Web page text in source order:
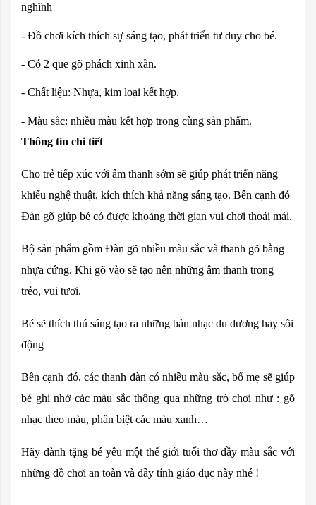
nghĩnh
- Đồ chơi kích thích sự sáng tạo, phát triển tư duy cho bé.
- Có 2 que gõ phách xinh xắn.
- Chất liệu: Nhựa, kim loại kết hợp.
- Màu sắc: nhiều màu kết hợp trong cùng sản phẩm.
Thông tin chi tiết
Cho trẻ tiếp xúc với âm thanh sớm sẽ giúp phát triển năng
khiếu nghệ thuật, kích thích khả năng sáng tạo. Bên cạnh đó
Đàn gõ giúp bé có được khoảng thời gian vui chơi thoải mái.
Bộ sản phẩm gồm Đàn gõ nhiều màu sắc và thanh gõ bằng
nhựa cứng. Khi gõ vào sẽ tạo nên những âm thanh trong
trẻo, vui tươi.
Bé sẽ thích thú sáng tạo ra những bản nhạc du dương hay sôi
động
Bên cạnh đó, các thanh đàn có nhiều màu sắc, bố mẹ sẽ giúp
bé ghi nhớ các màu sắc thông qua những trò chơi như : gõ
nhạc theo màu, phân biệt các màu xanh…
Hãy dành tặng bé yêu một thế giới tuổi thơ đầy màu sắc với
những đồ chơi an toàn và đầy tính giáo dục này nhé !